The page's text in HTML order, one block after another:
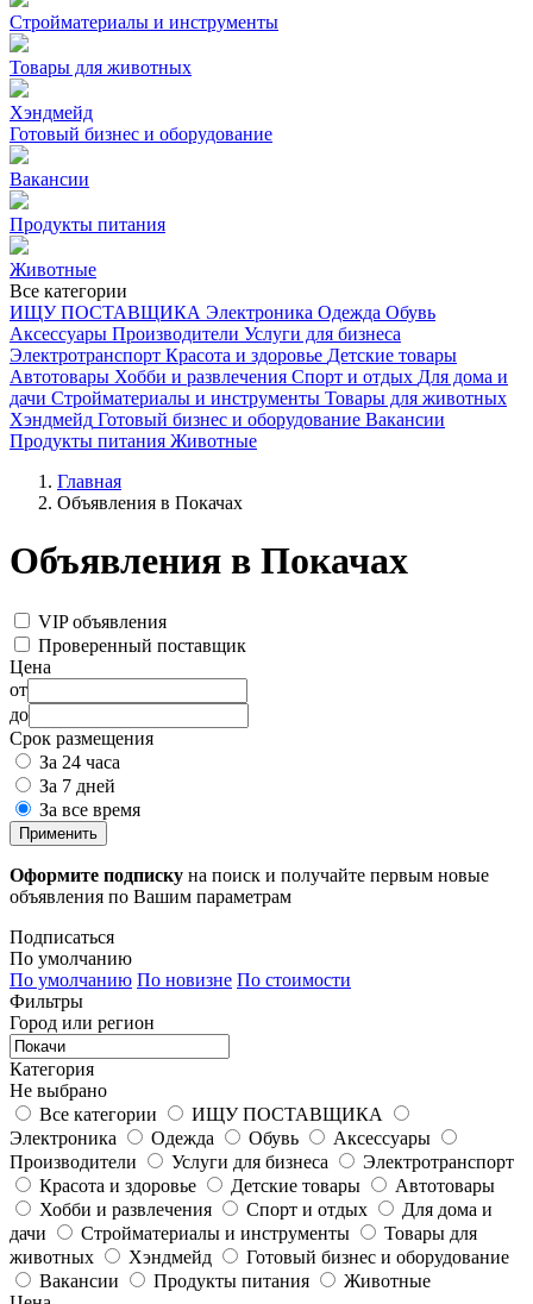
Стройматериалы и инструменты
Товары для животных
Хэндмейд
Готовый бизнес и оборудование
Вакансии
Продукты питания
Животные
Все категории
ИЩУ ПОСТАВЩИКА Электроника Одежда Обувь
Аксессуары Производители Услуги для бизнеса
Электротранспорт Красота и здоровье Детские товары
Автотовары Хобби и развлечения Спорт и отдых Для дома и
дачи Стройматериалы и инструменты Товары для животных
Хэндмейд Готовый бизнес и оборудование Вакансии
Продукты питания Животные
Главная
Объявления в Покачах
Объявления в Покачах
VIP объявления
Проверенный поставщик
Цена
от
до
Срок размещения
За 24 часа
За 7 дней
За все время
Применить
Оформите подписку на поиск и получайте первым новые
объявления по Вашим параметрам
Подписаться
По умолчанию
По умолчанию По новизне По стоимости
Фильтры
Город или регион
Категория
Не выбрано
Все категории
ИЩУ ПОСТАВЩИКА
Электроника
Одежда Обувь
Аксессуары
Производители
Услуги для бизнеса
Электротранспорт
Красота и здоровье
Детские товары
Автотовары
Хобби и развлечения
Спорт и отдых
Для дома и
дачи
Стройматериалы и инструменты
Товары для
животных
Хэндмейд
Готовый бизнес и оборудование
Вакансии
Продукты питания
Животные